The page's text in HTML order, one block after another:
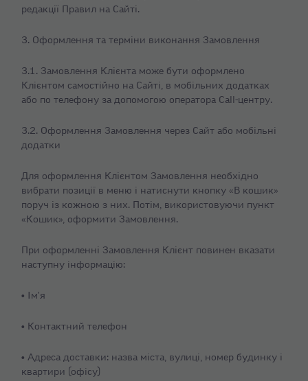
редакції Правил на Сайті.
3. Оформлення та терміни виконання Замовлення
3.1. Замовлення Клієнта може бути оформлено
Клієнтом самостійно на Сайті, в мобільних додатках
або по телефону за допомогою оператора Call-центру.
3.2. Оформлення Замовлення через Сайт або мобільні
додатки
Для оформлення Клієнтом Замовлення необхідно
вибрати позиції в меню і натиснути кнопку «В кошик»
поруч із кожною з них. Потім, використовуючи пункт
«Кошик», оформити Замовлення.
При оформленні Замовлення Клієнт повинен вказати
наступну інформацію:
• Ім'я
• Контактний телефон
• Адреса доставки: назва міста, вулиці, номер будинку і
квартири (офісу)